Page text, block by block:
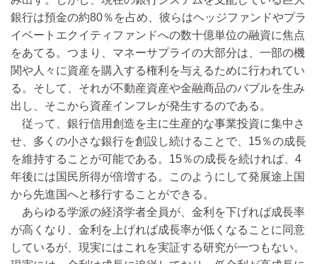
銀行は預金の約80％を占め、彼らはヘッジファンドやプラ
イベートエクイティファンドへの数十億単位の融資に焦点
をあてる。つまり、マネーサプライの大部分は、一部の機
関や人々に資産を購入する権利を与えるために行われてい
る。そして、それが不動産資産や金融商品のバブルを生み
出し、そこから資産インフレが発生するのである。
従って、銀行信用創造を主に生産的な事業投資に集中さ
せ、多くの小さな銀行を創設し続けることで、15％の成長
を維持することが可能である。15％の成長を続ければ、4
年後には国民所得が倍増する。このようにして発展途上国
から先進国へと移行することができる。
あらゆる学派の経済学者全員が、金利を下げれば成長率
が高くなり、金利を上げれば成長率が低くなることに同意
しているが、現実にはこれを実証する研究が一つもない。